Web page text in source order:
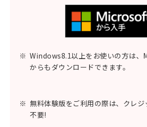
※ Windows8.1以上をお使いの方は
からもダウンロードできます。
※ 無料体験版をご利用の際は、クレ
不要!